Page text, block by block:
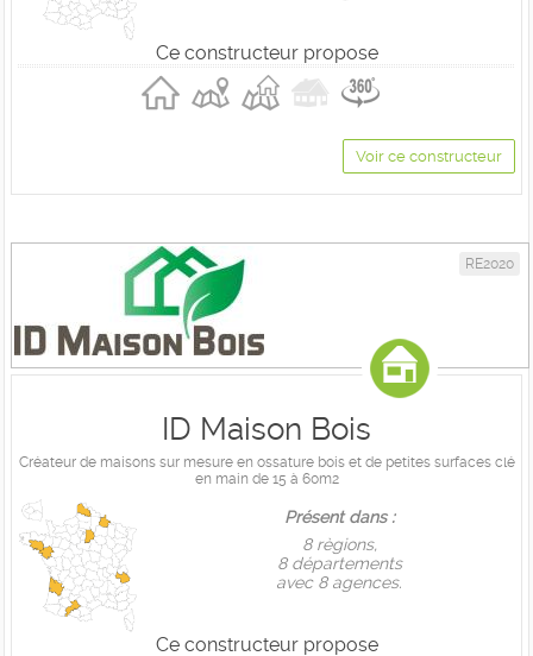
Ce constructeur propose
Voir ce constructeur
RE2020
ID Maison Bois
Créateur de maisons sur mesure en ossature bois et de petites surfaces clé
en main de 15 à 60m2
Présent dans :
8 règions,
8 départements
avec 8 agences.
Ce constructeur propose